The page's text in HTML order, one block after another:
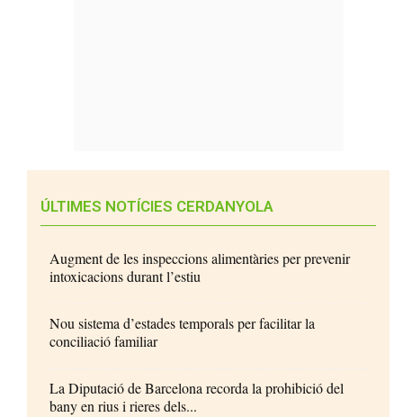
ÚLTIMES NOTÍCIES CERDANYOLA
Augment de les inspeccions alimentàries per prevenir
intoxicacions durant l’estiu
Nou sistema d’estades temporals per facilitar la
conciliació familiar
La Diputació de Barcelona recorda la prohibició del
bany en rius i rieres dels...